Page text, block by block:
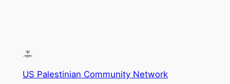
US Palestinian Community Network